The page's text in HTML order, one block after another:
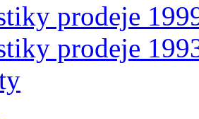
prodeje
prodeje